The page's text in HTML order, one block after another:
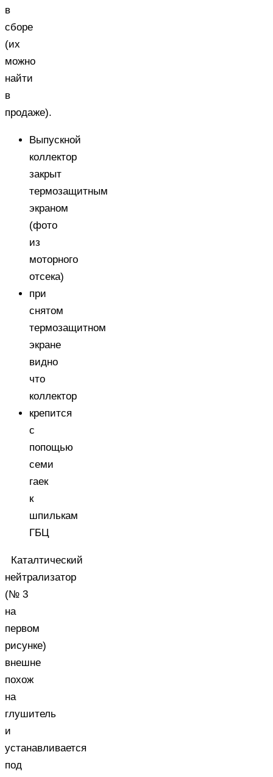
в
сборе
(их
можно
найти
в
продаже).
Выпускной
коллектор
закрыт
термозащитным
экраном
(фото
из
моторного
отсека)
при
снятом
термозащитном
экране
видно
что
коллектор
крепится
с
попощью
семи
гаек
к
шпилькам
ГБЦ
Каталтический
нейтрализатор
(№ 3
на
первом
рисунке)
внешне
похож
на
глушитель
и
устанавливается
под